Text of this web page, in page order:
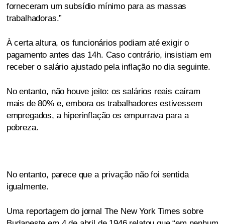
forneceram um subsídio mínimo para as massas
trabalhadoras.”
À certa altura, os funcionários podiam até exigir o
pagamento antes das 14h. Caso contrário, insistiam em
receber o salário ajustado pela inflação no dia seguinte.
No entanto, não houve jeito: os salários reais caíram
mais de 80% e, embora os trabalhadores estivessem
empregados, a hiperinflação os empurrava para a
pobreza.
No entanto, parece que a privação não foi sentida
igualmente.
Uma reportagem do jornal The New York Times sobre